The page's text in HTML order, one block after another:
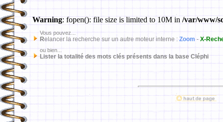
Warning: fopen(): file size is limited to 10M in /var/www/
Vous pouvez...
Relancer la recherche sur un autre moteur interne : Zoom - X-
ou bien...
Lister la totalité des mots clés présents dans la base Cléphi